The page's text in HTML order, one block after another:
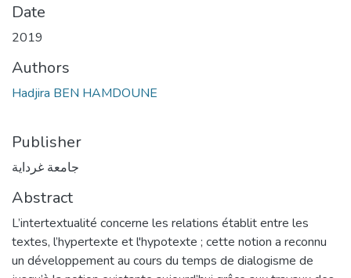
Date
2019
Authors
Hadjira BEN HAMDOUNE
Publisher
جامعة غرداية
Abstract
L’intertextualité concerne les relations établit entre les
textes, l’hypertexte et l'hypotexte ; cette notion a reconnu
un développement au cours du temps de dialogisme de